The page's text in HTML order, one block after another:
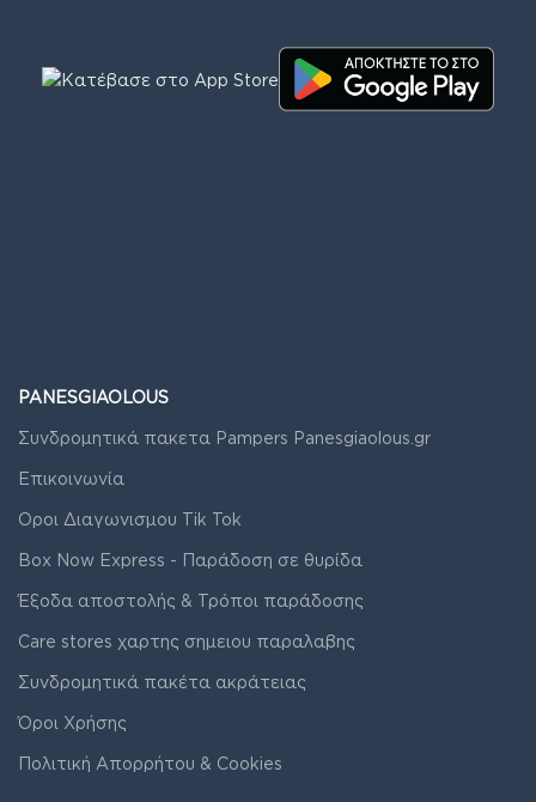
PANESGIAOLOUS
Συνδρομητικά πακετα Pampers Panesgiaolous.gr
Επικοινωνία
Οροι Διαγωνισμου Tik Tok
Box Now Express - Παράδοση σε θυρίδα
Έξοδα αποστολής & Τρόποι παράδοσης
Care stores χαρτης σημειου παραλαβης
Συνδρομητικά πακέτα ακράτειας
Όροι Χρήσης
Πολιτική Απορρήτου & Cookies